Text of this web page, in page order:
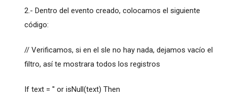
2.- Dentro del evento creado, colocamos el siguiente
código:
// Verificamos, si en el sle no hay nada, dejamos vacío el
filtro, así te mostrara todos los registros
If text = '' or isNull(text) Then